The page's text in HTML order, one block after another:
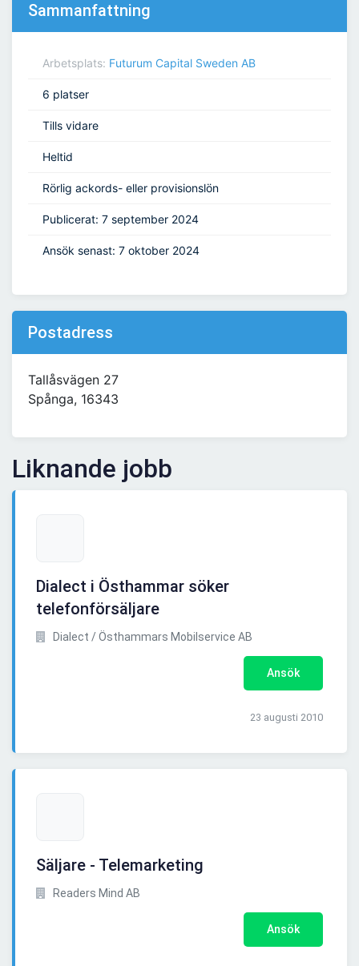
Sammanfattning
Arbetsplats: Futurum Capital Sweden AB
6 platser
Tills vidare
Heltid
Rörlig ackords- eller provisionslön
Publicerat: 7 september 2024
Ansök senast: 7 oktober 2024
Postadress
Tallåsvägen 27
Spånga, 16343
Liknande jobb
Dialect i Östhammar söker
telefonförsäljare
Dialect / Östhammars Mobilservice AB
Ansök
23 augusti 2010
Säljare - Telemarketing
Readers Mind AB
Ansök